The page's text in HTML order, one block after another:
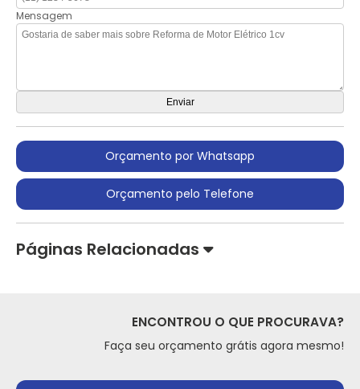
Mensagem
Orçamento por Whatsapp
Orçamento pelo Telefone
Páginas Relacionadas
ENCONTROU O QUE PROCURAVA?
Faça seu orçamento grátis agora mesmo!